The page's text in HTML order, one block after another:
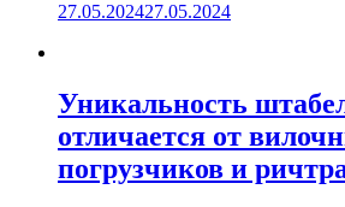
27.05.202427.05.2024
Уникальность
отличается от
погрузчиков и